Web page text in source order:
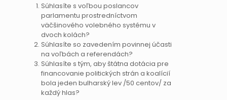
Súhlasíte s voľbou poslancov
parlamentu prostredníctvom
väčšinového volebného systému v
dvoch kolách?
Súhlasíte so zavedením povinnej účasti
na voľbách a referendách?
Súhlasíte s tým, aby štátna dotácia pre
financovanie politických strán a koalícií
bola jeden bulharský lev /50 centov/ za
každý hlas?